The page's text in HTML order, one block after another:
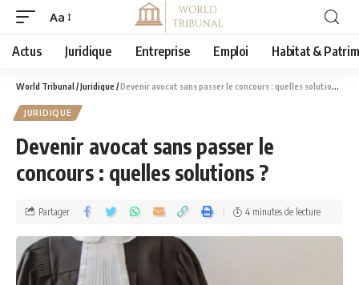
Aa
Actus Juridique Entreprise Emploi Habitat &
World Tribunal /Juridique /Devenir avocat sans passer le concours : quelles solutions ?
JURIDIQUE
Devenir avocat sans passer le
concours : quelles solutions ?
Partager 4 minutes de lecture